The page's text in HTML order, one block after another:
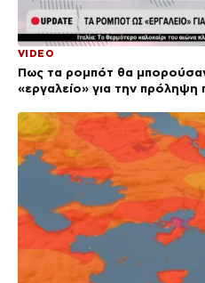
VIDEO
Πως τα ρομπότ θα
«εργαλείο» για την πρόληψη